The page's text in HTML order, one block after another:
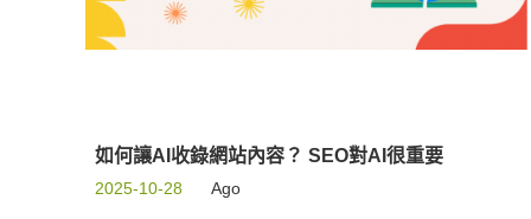
如何讓AI收錄網站內容？ SEO對AI很重要
2025-10-28 Ago